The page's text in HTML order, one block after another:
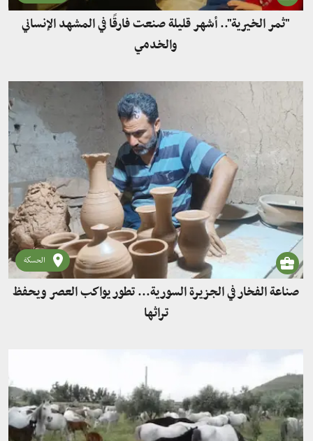
"ثمر الخيرية".. أشهر قليلة صنعت فارقًا في المشهد الإنساني
والخدمي
الحسكة
صناعة الفخار في الجزيرة السورية... تطور يواكب العصر ويحفظ
تراثها